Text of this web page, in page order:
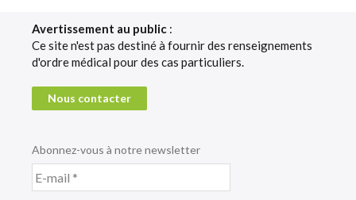
Avertissement au public :
Ce site n'est pas destiné à fournir des renseignements
d'ordre médical pour des cas particuliers.
Nous contacter
Abonnez-vous à notre newsletter